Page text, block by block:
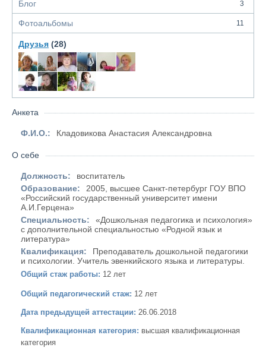
Блог 3
Фотоальбомы 11
Друзья (28)
Анкета
Ф.И.О.: Кладовикова Анастасия Александровна
О себе
Должность:
воспитатель
Образование:
2005, высшее Санкт-петербург ГОУ ВПО
«Российский государственный университет имени
А.И.Герцена»
Специальность:
«Дошкольная педагогика и психология»
с дополнительной специальностью «Родной язык и
литература»
Квалификация:
Преподаватель дошкольной педагогики
и психологии. Учитель эвенкийского языка и литературы.
Общий стаж работы: 12 лет
Общий педагогический стаж: 12 лет
Дата предыдущей аттестации: 26.06.2018
Квалификационная категория: высшая квалификационная
категория